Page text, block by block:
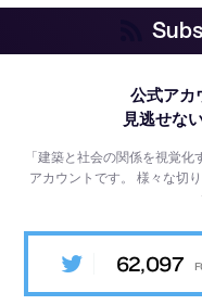
公式アカ
見逃せな
「建築と社会の関係を視覚
アカウントです。様々な切
62,097